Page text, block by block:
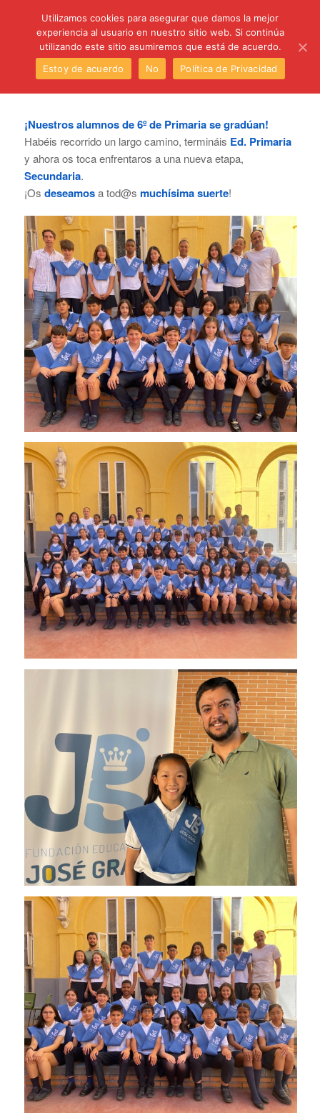
¡Nuestros alumnos de 6º de Primaria se gradúan!
Habéis recorrido un largo camino, termináis Ed. Primaria
y ahora os toca enfrentaros a una nueva etapa,
Secundaria.
¡Os deseamosa tod@s muchísima suerte!
Utilizamos cookies para asegurar que damos la mejor
experiencia al usuario en nuestro sitio web. Si continúa
utilizando este sitio asumiremos que está de acuerdo.
Estoy de acuerdo
No Política de Privacidad